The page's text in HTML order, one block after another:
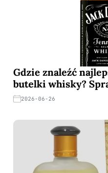
Gdzie znaleźć
butelki whisky?
2026-06-26